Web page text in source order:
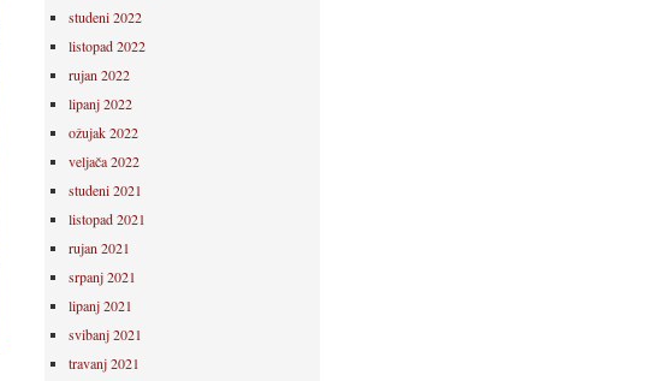
studeni 2022
listopad 2022
rujan 2022
lipanj 2022
ožujak 2022
veljača 2022
studeni 2021
listopad 2021
rujan 2021
srpanj 2021
lipanj 2021
svibanj 2021
travanj 2021